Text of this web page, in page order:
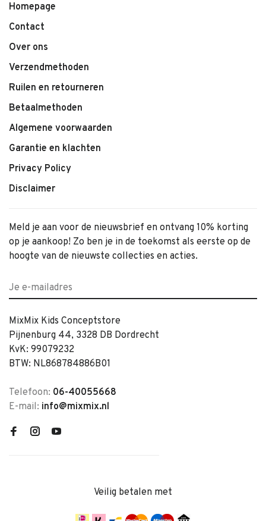
Homepage
Contact
Over ons
Verzendmethoden
Ruilen en retourneren
Betaalmethoden
Algemene voorwaarden
Garantie en klachten
Privacy Policy
Disclaimer
Meld je aan voor de nieuwsbrief en ontvang 10% korting
op je aankoop! Zo ben je in de toekomst als eerste op de
hoogte van de nieuwste collecties en acties.
MixMix Kids Conceptstore
Pijnenburg 44, 3328 DB Dordrecht
KvK: 99079232
BTW: NL868784886B01
Telefoon: 06-40055668
E-mail: info@mixmix.nl
Veilig betalen met